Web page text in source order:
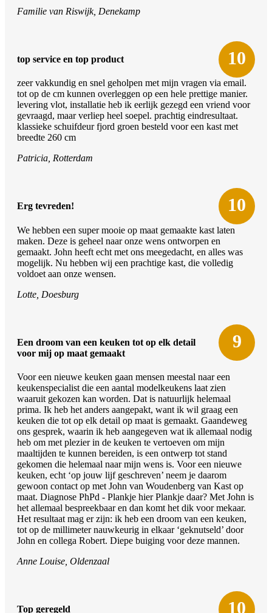
Familie van Riswijk, Denekamp
10
top service en top product
zeer vakkundig en snel geholpen met mijn vragen via email.
tot op de cm kunnen overleggen op een hele prettige manier.
levering vlot, installatie heb ik eerlijk gezegd een vriend voor
gevraagd, maar verliep heel soepel. prachtig eindresultaat.
klassieke schuifdeur fjord groen besteld voor een kast met
breedte 260 cm
Patricia, Rotterdam
10
Erg tevreden!
We hebben een super mooie op maat gemaakte kast laten
maken. Deze is geheel naar onze wens ontworpen en
gemaakt. John heeft echt met ons meegedacht, en alles was
mogelijk. Nu hebben wij een prachtige kast, die volledig
voldoet aan onze wensen.
Lotte, Doesburg
9
Een droom van een keuken tot op elk detail
voor mij op maat gemaakt
Voor een nieuwe keuken gaan mensen meestal naar een
keukenspecialist die een aantal modelkeukens laat zien
waaruit gekozen kan worden. Dat is natuurlijk helemaal
prima. Ik heb het anders aangepakt, want ik wil graag een
keuken die tot op elk detail op maat is gemaakt. Gaandeweg
ons gesprek, waarin ik heb aangegeven wat ik allemaal nodig
heb om met plezier in de keuken te vertoeven om mijn
maaltijden te kunnen bereiden, is een ontwerp tot stand
gekomen die helemaal naar mijn wens is. Voor een nieuwe
keuken, echt ‘op jouw lijf geschreven’ neem je daarom
gewoon contact op met John van Woudenberg van Kast op
maat. Diagnose PhPd - Plankje hier Plankje daar? Met John is
het allemaal bespreekbaar en dan komt het dik voor mekaar.
Het resultaat mag er zijn: ik heb een droom van een keuken,
tot op de millimeter nauwkeurig in elkaar ‘geknutseld’ door
John en collega Robert. Diepe buiging voor deze mannen.
Anne Louise, Oldenzaal
10
Top geregeld